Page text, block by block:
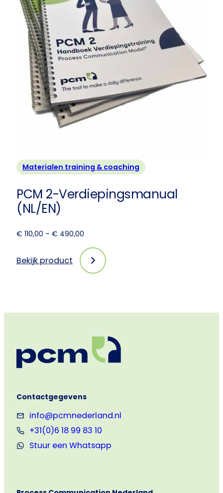
Materialen training & coaching
PCM 2-Verdiepingsmanual
(NL/EN)
€ 110,00 – € 490,00
tot
€ 490,00
Bekijk product
:
(NL/EN)
Contactgegevens
info@pcmnederland.nl
+31(0)6 18 99 83 10
Stuur een Whatsapp